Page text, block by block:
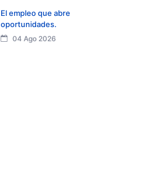
El empleo que abre
oportunidades.
04 Ago 2026